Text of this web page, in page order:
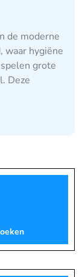
de moderne
waar hygiëne
grote
Deze